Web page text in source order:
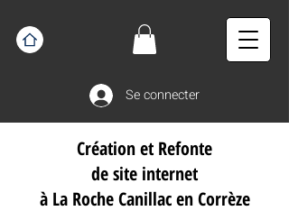
Se connecter
Création et Refonte
de site internet
à La Roche Canillac en Corrèze